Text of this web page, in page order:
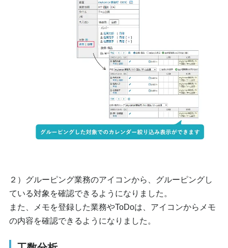
２）グルーピング業務のアイコンから、グルーピングし
ている対象を確認できるようになりました。
また、メモを登録した業務やToDoは、アイコンからメモ
の内容を確認できるようになりました。